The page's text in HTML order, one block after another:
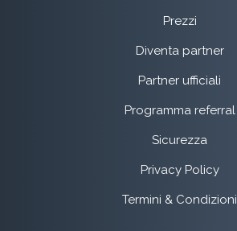
Prezzi
Diventa partner
Partner ufficiali
Programma referral
Sicurezza
Privacy Policy
Termini & Condizioni